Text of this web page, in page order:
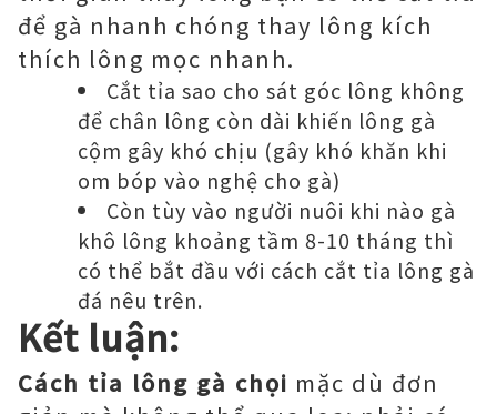
để gà nhanh chóng thay lông kích
thích lông mọc nhanh.
Cắt tỉa sao cho sát góc lông không
để chân lông còn dài khiến lông gà
cộm gây khó chịu (gây khó khăn khi
om bóp vào nghệ cho gà)
Còn tùy vào người nuôi khi nào gà
khô lông khoảng tầm 8-10 tháng thì
có thể bắt đầu với cách cắt tỉa lông gà
đá nêu trên.
Kết luận:
Cách tỉa lông gà chọi mặc dù đơn